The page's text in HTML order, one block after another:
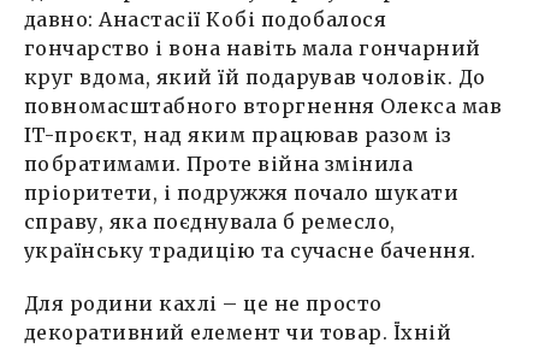
давно: Анастасії Кобі подобалося
гончарство і вона навіть мала гончарний
круг вдома, який їй подарував чоловік. До
повномасштабного вторгнення Олекса мав
IT-проєкт, над яким працював разом із
побратимами. Проте війна змінила
пріоритети, і подружжя почало шукати
справу, яка поєднувала б ремесло,
українську традицію та сучасне бачення.
Для родини кахлі – це не просто
декоративний елемент чи товар. Їхній